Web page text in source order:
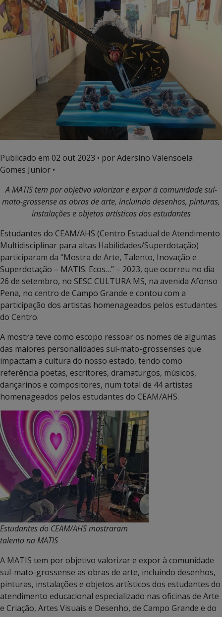
Publicado em 02 out 2023 • por Adersino Valensoela
Gomes Junior •
A MATIS tem por objetivo valorizar e expor à comunidade sul-
mato-grossense as obras de arte, incluindo desenhos, pinturas,
instalações e objetos artísticos dos estudantes
Estudantes do CEAM/AHS (Centro Estadual de Atendimento
Multidisciplinar para altas Habilidades/Superdotação)
participaram da “Mostra de Arte, Talento, Inovação e
Superdotação – MATIS: Ecos…” – 2023, que ocorreu no dia
26 de setembro, no SESC CULTURA MS, na avenida Afonso
Pena, no centro de Campo Grande e contou com a
participação dos artistas homenageados pelos estudantes
do Centro.
A mostra teve como escopo ressoar os nomes de algumas
das maiores personalidades sul-mato-grossenses que
impactam a cultura do nosso estado, tendo como
referência poetas, escritores, dramaturgos, músicos,
dançarinos e compositores, num total de 44 artistas
homenageados pelos estudantes do CEAM/AHS.
Estudantes do CEAM/AHS mostraram
talento na MATIS
A MATIS tem por objetivo valorizar e expor à comunidade
sul-mato-grossense as obras de arte, incluindo desenhos,
pinturas, instalações e objetos artísticos dos estudantes do
atendimento educacional especializado nas oficinas de Arte
e Criação, Artes Visuais e Desenho, de Campo Grande e do